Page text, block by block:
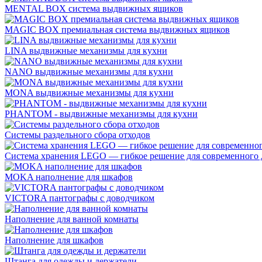
MENTAL BOX система выдвижных ящиков
MAGIC BOX премиальная система выдвижных ящиков
LINA выдвижные механизмы для кухни
NANO выдвижные механизмы для кухни
MONA выдвижные механизмы для кухни
PHANTOM - выдвижные механизмы для кухни
Системы раздельного сбора отходов
Система хранения LEGO — гибкое решение для современного
MOKA наполнение для шкафов
VICTORA пантографы с доводчиком
Наполнение для ванной комнаты
Наполнение для шкафов